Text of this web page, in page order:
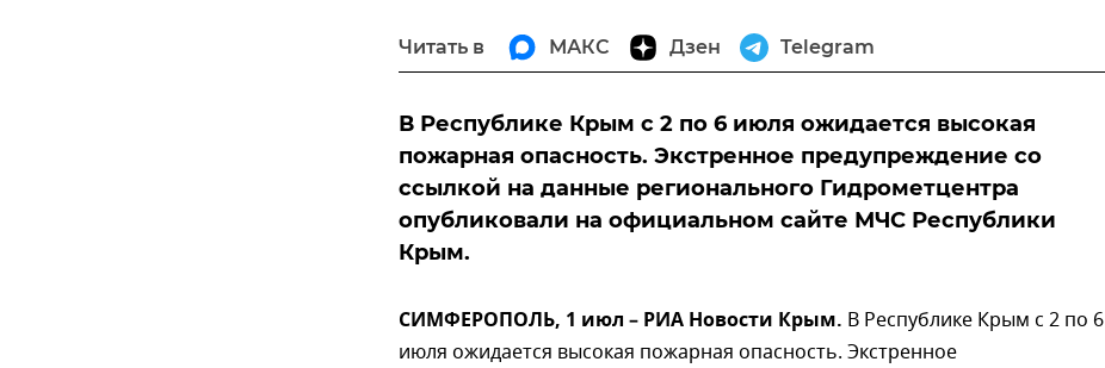
Читать в МАКС Дзен Telegram
В Республике Крым с 2 по 6 июля ожидается высокая
пожарная опасность. Экстренное предупреждение со
ссылкой на данные регионального Гидрометцентра
опубликовали на официальном сайте МЧС Республики
Крым.
СИМФЕРОПОЛЬ, 1 июл – РИА Новости Крым. В Республике Крым с 2 по 6
июля ожидается высокая пожарная опасность. Экстренное